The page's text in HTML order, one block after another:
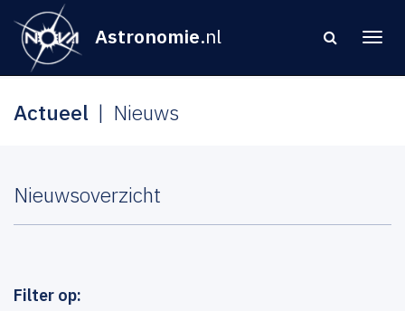
Astronomie.nl
Actueel Nieuws
Nieuwsoverzicht
Filter op: